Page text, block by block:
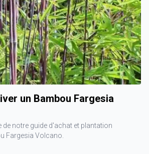
un Bambou Fargesia
de notre guide d'achat et plantation
Fargesia Volcano.